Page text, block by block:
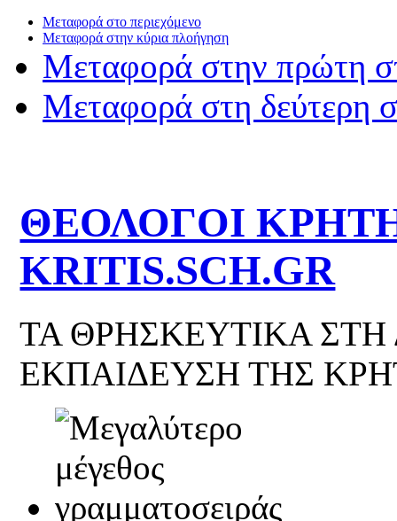
Μεταφορά στο περιεχόμενο
Μεταφορά στην κύρια πλοήγηση
Μεταφορά στην πρώτη
Μεταφορά στη δεύτερη
ΘΕΟΛΟΓΟΙ
KRITIS.SCH.GR
ΤΑ ΘΡΗΣΚΕΥΤΙΚΑ
ΕΚΠΑΙΔΕΥΣΗ ΤΗΣ